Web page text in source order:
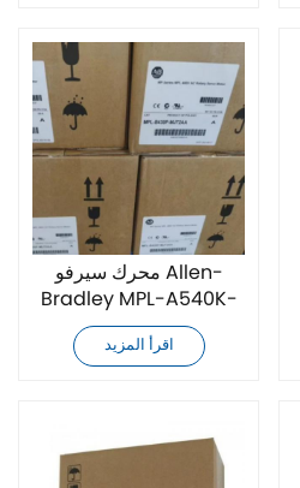
محرك سيرفو Allen-
Bradley MPL-A540K-
SK74AA جديد تمامًا
اقرأ المزيد